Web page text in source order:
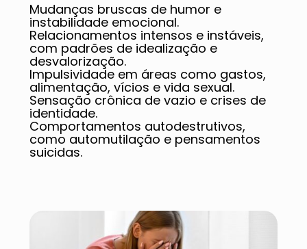
Mudanças bruscas de humor e
instabilidade emocional.
Relacionamentos intensos e instáveis,
com padrões de idealização e
desvalorização.
Impulsividade em áreas como gastos,
alimentação, vícios e vida sexual.
Sensação crônica de vazio e crises de
identidade.
Comportamentos autodestrutivos,
como automutilação e pensamentos
suicidas.